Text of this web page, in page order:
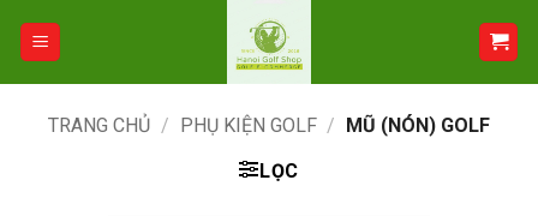
TRANG CHỦ / PHỤ KIỆN GOLF / MŨ (NÓN) GOLF
LỌC